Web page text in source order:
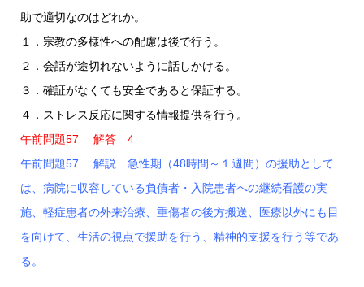
助で適切なのはどれか。
１．宗教の多様性への配慮は後で行う。
２．会話が途切れないように話しかける。
３．確証がなくても安全であると保証する。
４．ストレス反応に関する情報提供を行う。
午前問題57 解答 4
午前問題57 解説 急性期（48時間～１週間）の援助として
は、病院に収容している負債者・入院患者への継続看護の実
施、軽症患者の外来治療、重傷者の後方搬送、医療以外にも目
を向けて、生活の視点で援助を行う、精神的支援を行う等であ
る。